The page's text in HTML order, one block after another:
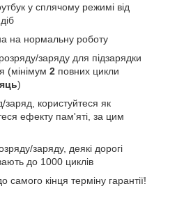
у сплячому режимі від
на нормальну роботу
заряду для підзарядки
(мінімум 2 повних цикли
)
заряд, користуйтеся як
ефекту пам'яті, за цим
заряду, деякі дорогі
до 1000 циклів
самого кінця терміну гарантії!